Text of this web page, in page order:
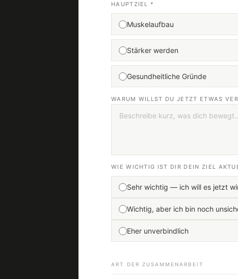
HAUPTZIEL *
Muskelaufbau
Stärker werden
Gesundheitliche Gründe
WARUM WILLST DU JETZT ETWAS
WIE WICHTIG IST DIR DEIN ZIEL
Sehr wichtig — ich will es jetzt
Wichtig, aber ich bin noch
Eher unverbindlich
ART DER ZUSAMMENARBEIT